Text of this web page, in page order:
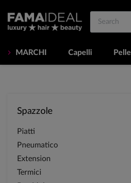
MARCHI Capelli Pelle
Spazzole
Piatti
Pneumatico
Extension
Termici